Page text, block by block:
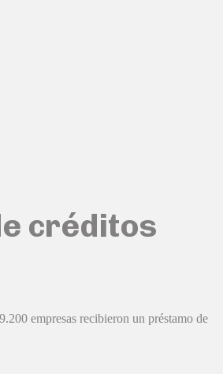
créditos
empresas recibieron un préstamo de